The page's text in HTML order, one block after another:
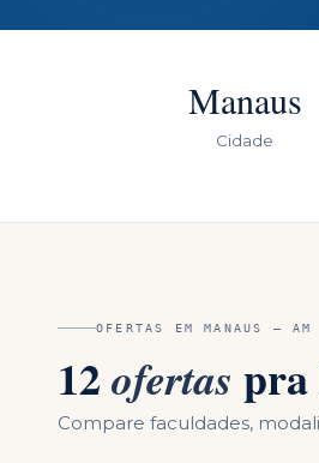
Manaus
Cidade
OFERTAS EMMANAUS —AM
12ofertas pra
Compare faculdades,